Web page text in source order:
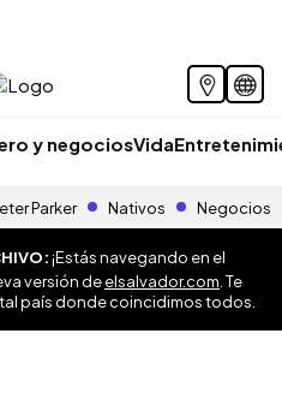
y negociosVida
Parker Nativos Negocios
¡Estás navegando en el
versión deelsalvador.com . Te
país donde coincidimos todos.